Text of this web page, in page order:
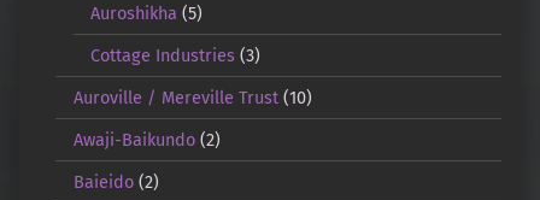
Auroshikha (5)
Cottage Industries (3)
Auroville / Mereville Trust(10)
Awaji-Baikundo(2)
Baieido(2)